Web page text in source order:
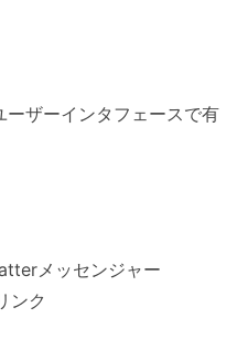
ーザーインタフェースで有
メッセンジャー
ンク